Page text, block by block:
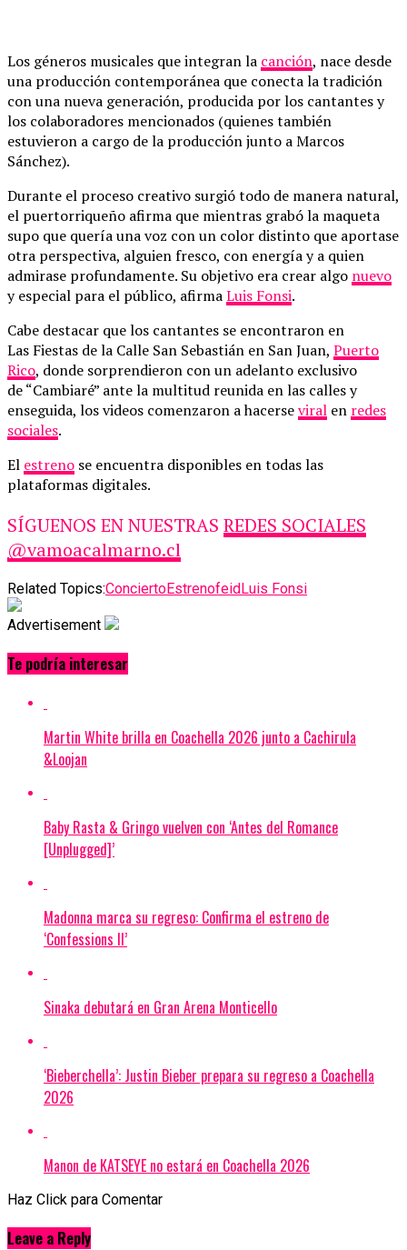
Los géneros musicales que integran la canción, nace desde
una producción contemporánea que conecta la tradición
con una nueva generación, producida por los cantantes y
los colaboradores mencionados (quienes también
estuvieron a cargo de la producción junto a Marcos
Sánchez).
Durante el proceso creativo surgió todo de manera natural,
el puertorriqueño afirma que mientras grabó la maqueta
supo que quería una voz con un color distinto que aportase
otra perspectiva, alguien fresco, con energía y a quien
admirase profundamente. Su objetivo era crear algo nuevo
y especial para el público, afirmaLuis Fonsi.
Cabe destacar que los cantantes se encontraron en
Las Fiestas de la Calle San Sebastián en San Juan, Puerto
Rico, donde sorprendieron con un adelanto exclusivo
de “Cambiaré” ante la multitud reunida en las calles y
enseguida, los videos comenzaron a hacerseviral en redes
sociales.
El estreno se encuentra disponibles en todas las
plataformas digitales.
SÍGUENOS EN NUESTRAS REDES SOCIALES
@vamoacalmarno.cl
Related Topics:ConciertoEstrenofeidLuis Fonsi
Advertisement
Te podría interesar
Martin White brilla en Coachella 2026 junto a Cachirula
&Loojan
Baby Rasta & Gringo vuelven con ‘Antes del Romance
[Unplugged]’
Madonna marca su regreso: Confirma el estreno de
‘Confessions II’
Sinaka debutará en Gran Arena Monticello
‘Bieberchella’: Justin Bieber prepara su regreso a Coachella
2026
Manon de KATSEYE no estará en Coachella 2026
Haz Click para Comentar
Leave a Reply